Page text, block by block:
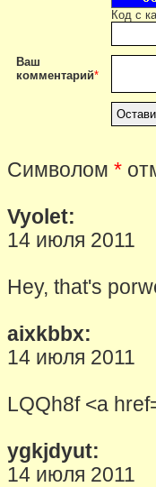
Код с
Ваш
комментарий*
Символом *
Vyolet:
14 июля 2011
Hey, that's
aixkbbx:
14 июля 2011
LQQh8f <a
ygkjdyut:
14 июля 2011